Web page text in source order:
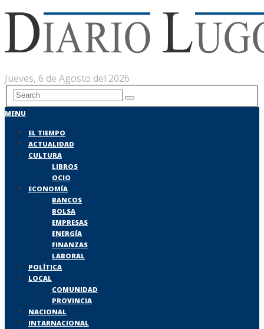
Jueves, 6 de Agosto del 2026
MENU
EL TIEMPO
ACTUALIDAD
CULTURA
LIBROS
OCIO
ECONOMÍA
BANCOS
BOLSA
EMPRESAS
ENERGÍA
FINANZAS
LABORAL
POLÍTICA
LOCAL
COMUNIDAD
PROVINCIA
NACIONAL
INTARNACIONAL